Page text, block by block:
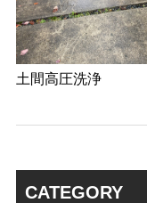
土間高圧洗浄
CATEGORY